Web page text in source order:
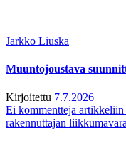
Jarkko Liuska
Muuntojoustava
Kirjoitettu 7.7.2026
Ei kommentteja artikkeliin
rakennuttajan